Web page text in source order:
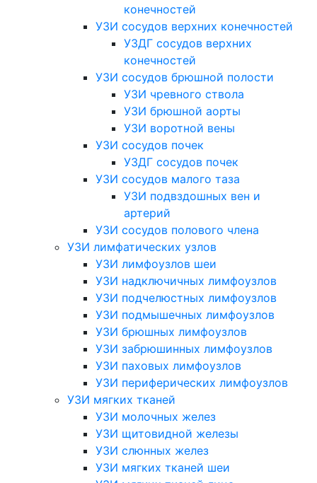
конечностей
УЗИ сосудов верхних конечностей
УЗДГ сосудов верхних
конечностей
УЗИ сосудов брюшной полости
УЗИ чревного ствола
УЗИ брюшной аорты
УЗИ воротной вены
УЗИ сосудов почек
УЗДГ сосудов почек
УЗИ сосудов малого таза
УЗИ подвздошных вен и
артерий
УЗИ сосудов полового члена
УЗИ лимфатических узлов
УЗИ лимфоузлов шеи
УЗИ надключичных лимфоузлов
УЗИ подчелюстных лимфоузлов
УЗИ подмышечных лимфоузлов
УЗИ брюшных лимфоузлов
УЗИ забрюшинных лимфоузлов
УЗИ паховых лимфоузлов
УЗИ периферических лимфоузлов
УЗИ мягких тканей
УЗИ молочных желез
УЗИ щитовидной железы
УЗИ слюнных желез
УЗИ мягких тканей шеи